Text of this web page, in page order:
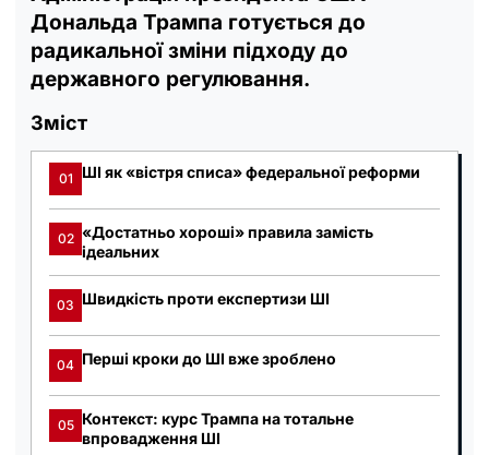
Дональда Трампа готується до
радикальної зміни підходу до
державного регулювання.
Зміст
01 ШІ як «вістря списа» федеральної реформи
02 «Достатньо хороші» правила замість
ідеальних
03 Швидкість проти експертизи ШІ
04 Перші кроки до ШІ вже зроблено
05 Контекст: курс Трампа на тотальне
впровадження ШІ